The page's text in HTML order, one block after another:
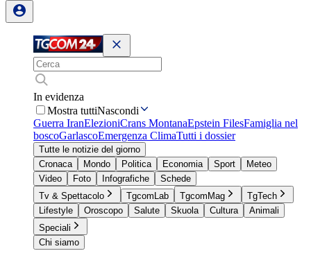
In evidenza
Mostra tuttiNascondi
Guerra IranElezioniCrans MontanaEpstein FilesFamiglia nel
boscoGarlascoEmergenza ClimaTutti i dossier
Tutte le notizie del giorno
Cronaca
Mondo Politica Economia Sport
Meteo
Video
Foto Infografiche
Schede
Tv & Spettacolo
TgcomLab TgcomMag
TgTech
Lifestyle
Oroscopo Salute Skuola Cultura
Animali
Speciali
Chi siamo